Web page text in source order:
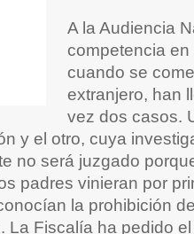
A la Audiencia
competencia
cuando se
extranjero, han
vez dos casos.
y el otro, cuya
no será juzgado
padres vinieran por
la prohibición
La Fiscalía ha pedido